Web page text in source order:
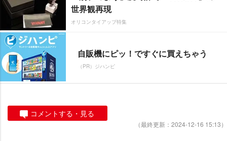
世界観再現
オリコンタイアップ特集
自販機にピッ！ですぐに買えちゃう
（PR）ジハンピ
コメントする・見る
（最終更新：2024-12-16 15:13）